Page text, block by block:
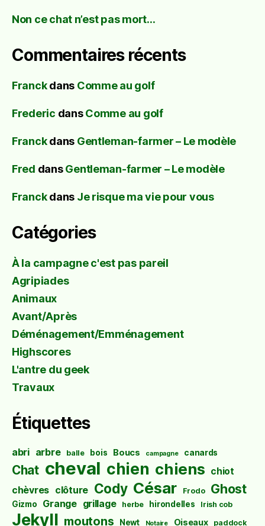
Non ce chat n’est pas mort…
Commentaires récents
Franckdans Comme au golf
Frederic dansComme au golf
Franckdans Gentleman-farmer – Le modèle
Fred dansGentleman-farmer – Le modèle
Franckdans Je risque ma vie pour vous
Catégories
À la campagne c'est pas pareil
Agripiades
Animaux
Avant/Après
Déménagement/Emménagement
Highscores
L'antre du geek
Travaux
Étiquettes
abri arbre balle bois Boucs campagne canards
Chat cheval chien chiens chiot
chèvres clôture Cody César Frodo Ghost
Gizmo Grange grillage herbe hirondelles Irish cob
Jekyll moutons Newt Notaire Oiseaux paddock